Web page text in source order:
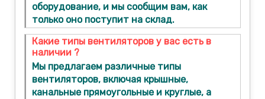
оборудование, и мы сообщим вам, как
только оно поступит на склад.
Какие типы вентиляторов у вас есть в
наличии ?
Мы предлагаем различные типы
вентиляторов, включая крышные,
канальные прямоугольные и круглые, а